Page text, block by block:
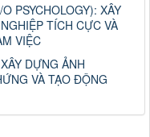
PSYCHOLOGY): XÂY
TÍCH CỰC VÀ
VIỆC
DỰNG ẢNH
VÀ TẠO ĐỘNG